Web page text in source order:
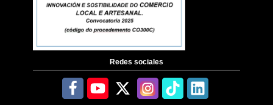
Redes sociales